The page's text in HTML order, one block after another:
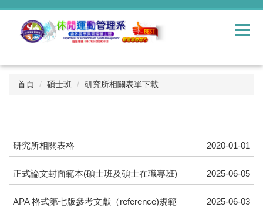
跳
容
首頁 碩士班 研究所相關表單下載
研究所相關表格 2020-01-01
正式論文封面範本(碩士班及碩士在職專班) 2025-06-05
APA 格式第七版參考文獻（reference)規範 2025-06-03